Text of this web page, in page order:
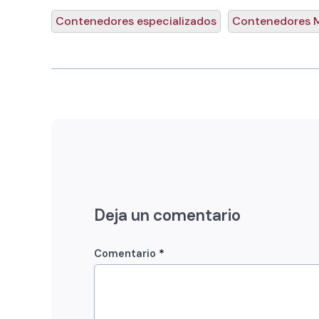
Contenedores especializados Contenedores
Deja un comentario
Comentario *